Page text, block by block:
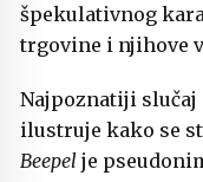
špekulativnog
trgovine i njihove
Najpoznatiji
ilustruje kako se
Beepel je